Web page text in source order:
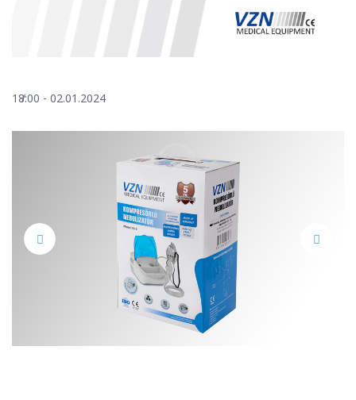
18:00 - 02.01.2024